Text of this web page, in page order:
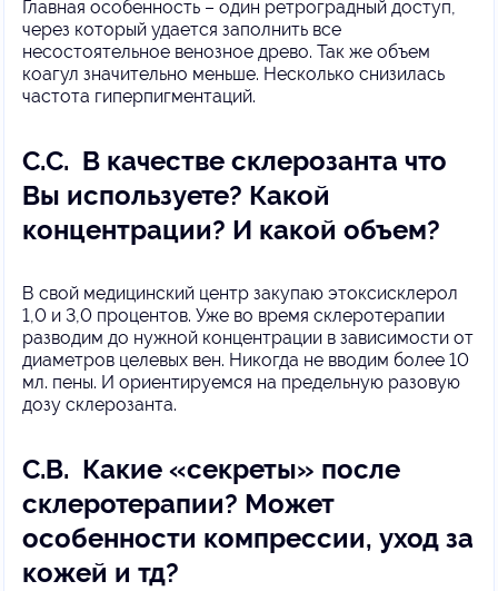
Главная особенность – один ретроградный доступ,
через который удается заполнить все
несостоятельное венозное древо. Так же объем
коагул значительно меньше. Несколько снизилась
частота гиперпигментаций.
С.С. В качестве склерозанта что
Вы используете? Какой
концентрации? И какой объем?
В свой медицинский центр закупаю этоксисклерол
1,0 и 3,0 процентов. Уже во время склеротерапии
разводим до нужной концентрации в зависимости от
диаметров целевых вен. Никогда не вводим более 10
мл. пены. И ориентируемся на предельную разовую
дозу склерозанта.
С.В. Какие «секреты» после
склеротерапии? Может
особенности компрессии, уход за
кожей и тд?